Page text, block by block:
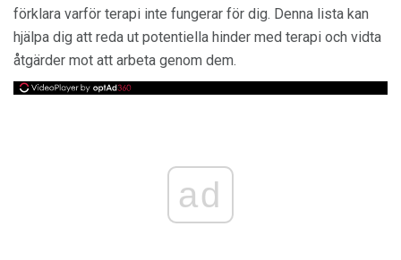
förklara varför terapi inte fungerar för dig. Denna lista kan
hjälpa dig att reda ut potentiella hinder med terapi och vidta
åtgärder mot att arbeta genom dem.
ad